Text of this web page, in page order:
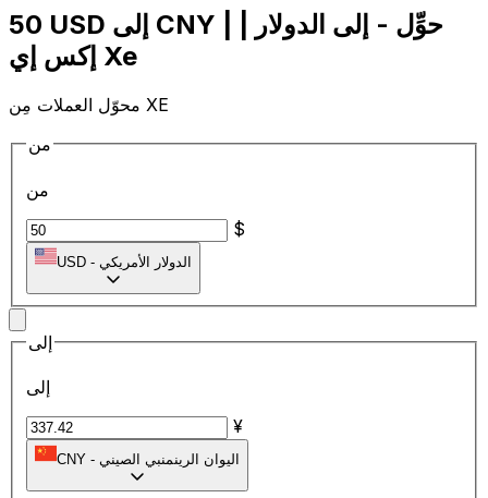
50 USD إلى CNY | حوِّل - إلى الدولار |
إكس إي Xe
محوّل العملات مِن XE
من
من
$
USD - الدولار الأمريكي
إلى
إلى
¥
CNY - اليوان الرينمنبي الصيني